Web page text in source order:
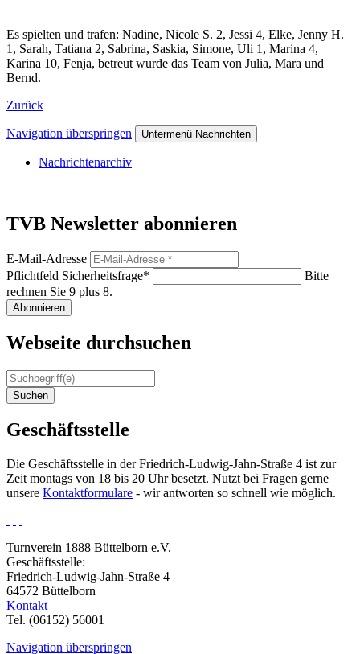
Es spielten und trafen: Nadine, Nicole S. 2, Jessi 4, Elke, Jenny H.
1, Sarah, Tatiana 2, Sabrina, Saskia, Simone, Uli 1, Marina 4,
Karina 10, Fenja, betreut wurde das Team von Julia, Mara und
Bernd.
Zurück
Navigation überspringen Untermenü Nachrichten
Nachrichtenarchiv
TVB Newsletter abonnieren
E-Mail-Adresse
Pflichtfeld Sicherheitsfrage*
Bitte
rechnen Sie 9 plus 8.
Abonnieren
Webseite durchsuchen
Suchen
Geschäftsstelle
Die Geschäftsstelle in der Friedrich-Ludwig-Jahn-Straße 4 ist zur
Zeit montags von 18 bis 20 Uhr besetzt. Nutzt bei Fragen gerne
unsere Kontaktformulare - wir antworten so schnell wie möglich.
Turnverein 1888 Büttelborn e.V.
Geschäftsstelle:
Friedrich-Ludwig-Jahn-Straße 4
64572 Büttelborn
Kontakt
Tel. (06152) 56001
Navigation überspringen